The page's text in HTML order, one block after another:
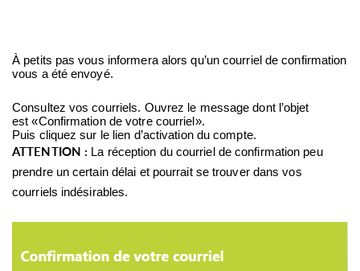
À petits pas vous informera alors qu’un courriel de confirmation
vous a été envoyé.
Consultez vos courriels. Ouvrez le message dont l’objet
est «Confirmation de votre courriel».
Puis cliquez sur le lien d’activation du compte.
ATTENTION : La réception du courriel de confirmation peu
prendre un certain délai et pourrait se trouver dans vos
courriels indésirables.